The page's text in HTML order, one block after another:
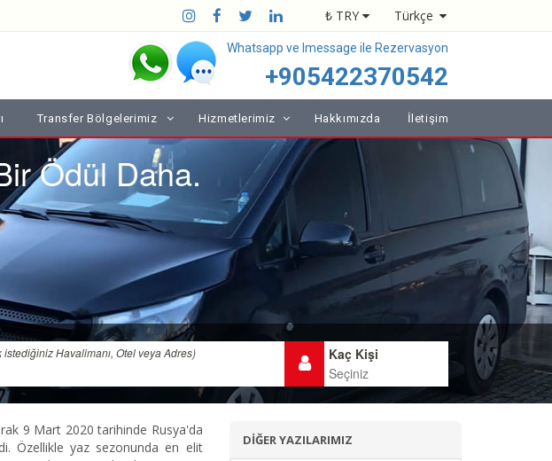
₺ TRY Türkçe
Whatsapp ve Imessage ile Rezervasyon
+905422370542
Transfer Bölgelerimiz Hizmetlerimiz Hakkımızda İletişim
istediğiniz Havalimanı, Otel veya Adres) Kaç Kişi
Ödül Daha.
9 Mart 2020 tarihinde Rusya'da
Özellikle yaz sezonunda en elit
DİĞER YAZILARIMIZ